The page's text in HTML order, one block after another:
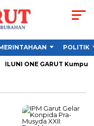
POLITIK
ILUNI ONE GARUT